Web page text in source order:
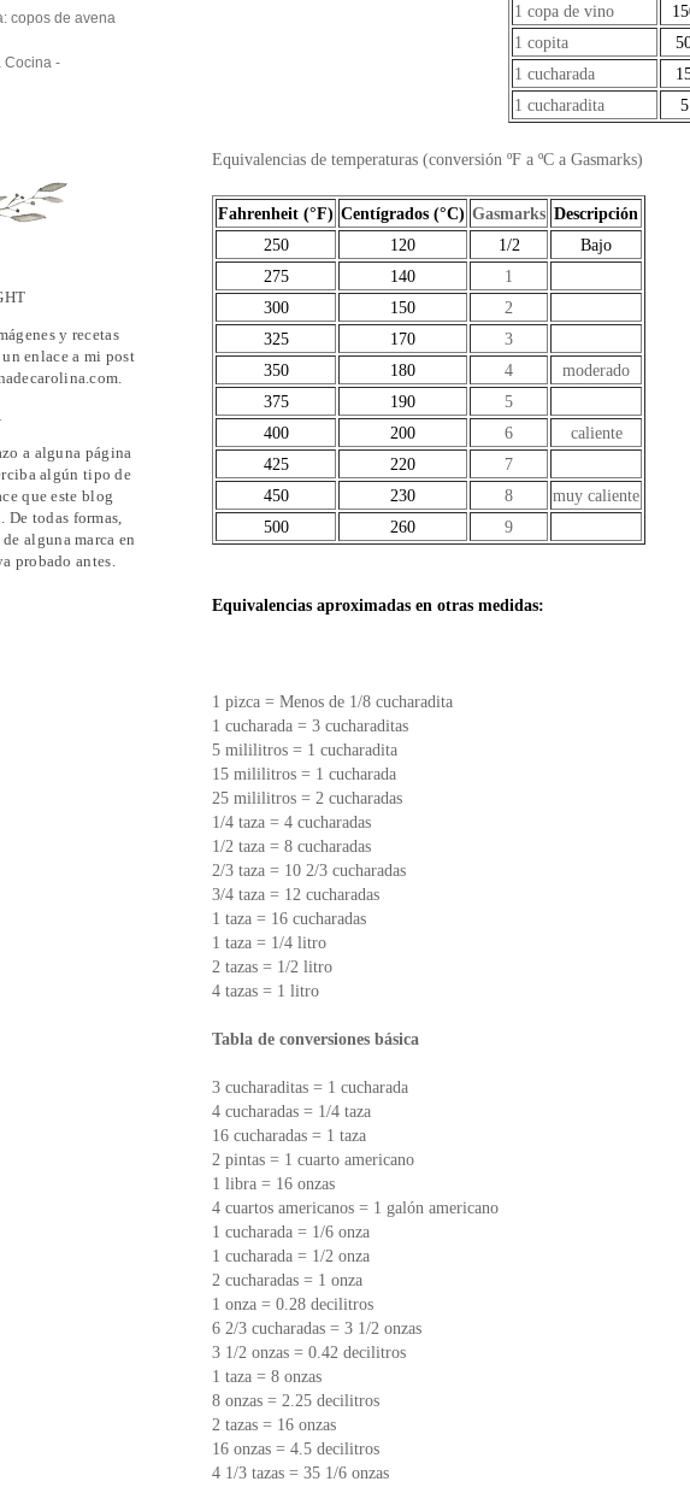
1 copa de vino
1 copita
1 cucharada
1 cucharadita
Equivalencias de temperaturas (conversión ºF a ºC a Gasmarks)
Fahrenheit (°F) Centígrados (°C) Gasmarks Descripción
250
120 1/2
Bajo
275
140
1
300
150
2
325
170
3
350
180 4
moderado
375
190
5
400
200 6
caliente
425
220
7
450
230 8
muy caliente
500
260 9
Equivalencias aproximadas en otras medidas:
1 pizca = Menos de 1/8 cucharadita
1 cucharada = 3 cucharaditas
5 mililitros = 1 cucharadita
15 mililitros = 1 cucharada
25 mililitros = 2 cucharadas
1/4 taza = 4 cucharadas
1/2 taza = 8 cucharadas
2/3 taza = 10 2/3 cucharadas
3/4 taza = 12 cucharadas
1 taza = 16 cucharadas
1 taza = 1/4 litro
2 tazas = 1/2 litro
4 tazas = 1 litro
Tabla de conversiones básica
3 cucharaditas = 1 cucharada
4 cucharadas = 1/4 taza
16 cucharadas = 1 taza
2 pintas = 1 cuarto americano
1 libra = 16 onzas
4 cuartos americanos = 1 galón americano
1 cucharada = 1/6 onza
1 cucharada = 1/2 onza
2 cucharadas = 1 onza
1 onza = 0.28 decilitros
6 2/3 cucharadas = 3 1/2 onzas
3 1/2 onzas = 0.42 decilitros
1 taza = 8 onzas
8 onzas = 2.25 decilitros
2 tazas = 16 onzas
16 onzas = 4.5 decilitros
4 1/3 tazas = 35 1/6 onzas
copos de avena
Cocina -
y recetas
enlace a mi post
a alguna página
algún tipo de
que este blog
todas formas,
alguna marca en
probado antes.